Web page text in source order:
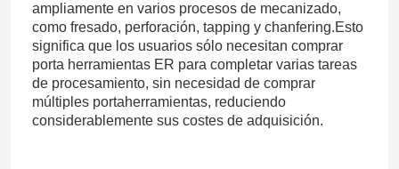
ampliamente en varios procesos de mecanizado,
como fresado, perforación, tapping y chanfering.Esto
significa que los usuarios sólo necesitan comprar
porta herramientas ER para completar varias tareas
de procesamiento, sin necesidad de comprar
múltiples portaherramientas, reduciendo
considerablemente sus costes de adquisición.